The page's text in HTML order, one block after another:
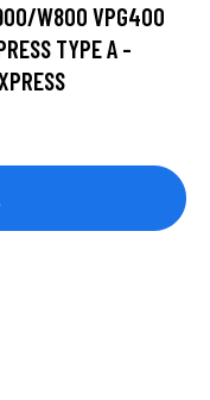
W800 VPG400
TYPE A -